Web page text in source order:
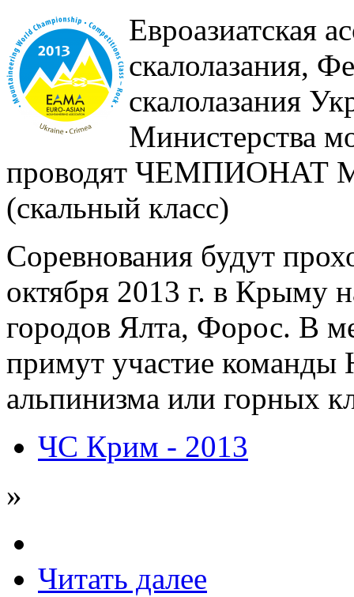
Евроазиатская
скалолазания,
скалолазания
Министерства
проводят
(скальный класс)
Соревнования будут
октября 2013 г. в Крыму
городов Ялта, Форос. В
примут участие
альпинизма или горных
ЧС Крим - 2013
»
Читать далее